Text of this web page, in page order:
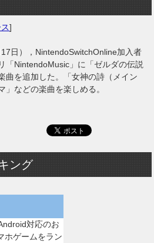
]
日），NintendoSwitchOnline加入者
「NintendoMusic」に「ゼルダの伝説
曲を追加した。「女神の詩（メイン
」などの楽曲を楽しめる。
ング
対応のお
ホゲームをラン